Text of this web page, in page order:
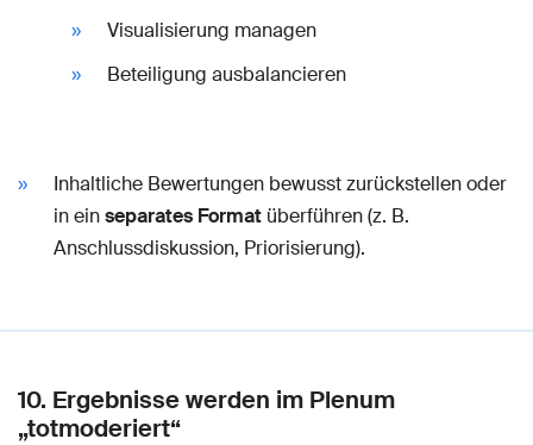
Visualisierung managen
Beteiligung ausbalancieren
Inhaltliche Bewertungen bewusst zurückstellen oder
in einseparates Format überführen (z. B.
Anschlussdiskussion, Priorisierung).
10. Ergebnisse werden im Plenum
„totmoderiert“